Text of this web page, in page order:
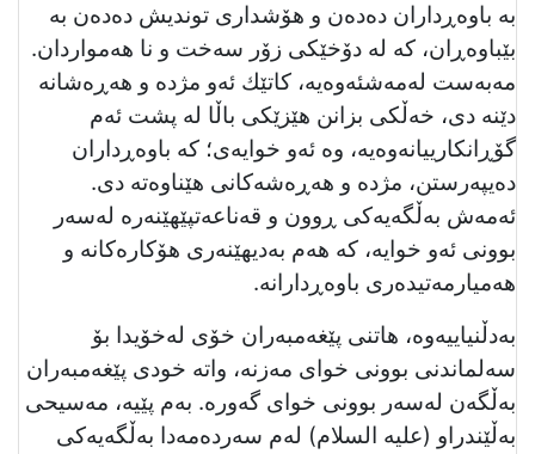
بە باوەڕداران دەدەن و هۆشداری توندیش دەدەن بە
بێباوەڕان، کە لە دۆخێکی زۆر سەخت و نا هەمواردان.
مەبەست لەمەشئەوەیە، کاتێك ئەو مژدە و هەڕەشانە
دێنە دی، خەڵکی بزانن هێزێکی باڵا لە پشت ئەم
گۆڕانکارییانەوەیە، وە ئەو خوایەی؛ کە باوەڕداران
دەیپەرستن، مژدە و هەڕەشەکانی هێناوەتە دی.
ئەمەش بەڵگەیەکی ڕوون و قەناعەتپێهێنەرە لەسەر
بوونی ئەو خوایە، کە هەم بەدیهێنەری هۆکارەکانە و
هەمیارمەتیدەری باوەڕدارانە.
بەدڵنیاییەوە، هاتنی پێغەمبەران خۆی لەخۆیدا بۆ
سەلماندنی بوونی خوای مەزنە، واتە خودی پێغەمبەران
بەڵگەن لەسەر بوونی خوای گەورە. بەم پێیە، مەسیحی
بەڵێندراو (علیه السلام) لەم سەردەمەدا بەڵگەیەکی